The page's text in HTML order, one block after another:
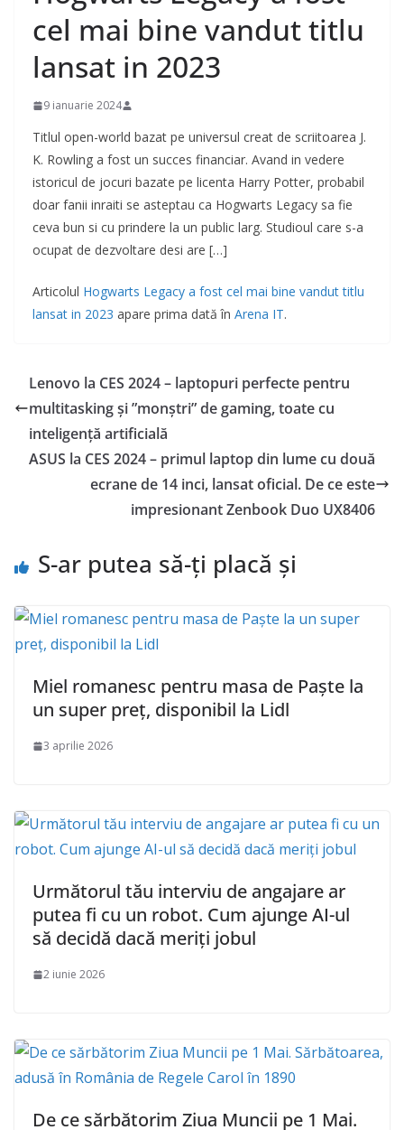
cel mai bine vandut titlu
lansat in 2023
9 ianuarie 2024
Titlul open-world bazat pe universul creat de scriitoarea J.
K. Rowling a fost un succes financiar. Avand in vedere
istoricul de jocuri bazate pe licenta Harry Potter, probabil
doar fanii inraiti se asteptau ca Hogwarts Legacy sa fie
ceva bun si cu prindere la un public larg. Studioul care s-a
ocupat de dezvoltare desi are […]
Articolul Hogwarts Legacy a fost cel mai bine vandut titlu
lansat in 2023 apare prima dată în Arena IT.
Lenovo la CES 2024 – laptopuri perfecte pentru
multitasking și ”monștri” de gaming, toate cu
inteligență artificială
ASUS la CES 2024 – primul laptop din lume cu două
ecrane de 14 inci, lansat oficial. De ce este
impresionant Zenbook Duo UX8406
S-ar putea să-ți placă și
Miel romanesc pentru masa de Paște la
un super preț, disponibil la Lidl
3 aprilie 2026
Următorul tău interviu de angajare ar
putea fi cu un robot. Cum ajunge AI-ul
să decidă dacă meriți jobul
2 iunie 2026
De ce sărbătorim Ziua Muncii pe 1 Mai.